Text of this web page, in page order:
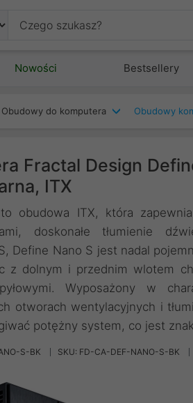
Nowości Bestsellery
Obudowy do komputera Obudowy
Fractal Design
ITX
obudowa ITX, która
doskonałe tłumienie
Define Nano S jest nadal
z dolnym i przednim wlotem
Wyposażony w
otworach wentylacyjnych i
potężny system, co jest
S-BK SKU: FD-CA-DEF-NANO-S-BK